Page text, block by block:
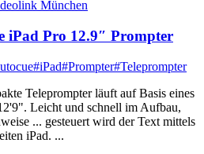
iPad Pro 12.9″ Prompter
#iPad#Prompter#Teleprompter
Teleprompter läuft auf Basis eines
Leicht und schnell im Aufbau,
... gesteuert wird der Text mittels
iPad. ...